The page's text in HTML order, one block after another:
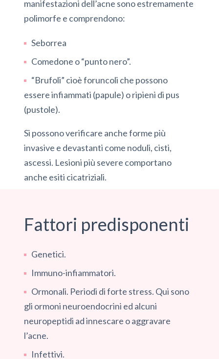
manifestazioni dell’acne sono estremamente
polimorfe e comprendono:
Seborrea
Comedone o “punto nero”.
“Brufoli” cioè foruncoli che possono
essere infiammati (papule) o ripieni di pus
(pustole).
Si possono verificare anche forme più
invasive e devastanti come noduli, cisti,
ascessi. Lesioni più severe comportano
anche esiti cicatriziali.
Fattori predisponenti
Genetici.
Immuno-infiammatori.
Ormonali. Periodi di forte stress. Qui sono
gli ormoni neuroendocrini ed alcuni
neuropeptidi ad innescare o aggravare
l’acne.
Infettivi.